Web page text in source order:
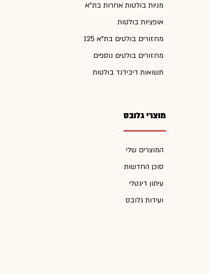
מניות בולטות אחרות בת"א
אופציות בולטות
מחזורים בולטים בת"א 125
מחזורים בולטים נוספים
תשואות דיבידנד בולטות
מוצרי גלובס
המוצרים שלי
סוכן החדשות
עיתון דיגטלי
ועידות גלובס